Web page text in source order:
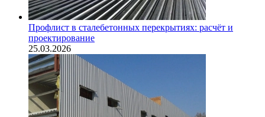
Профлист в сталебетонных перекрытиях: расчёт и
проектирование
25.03.2026